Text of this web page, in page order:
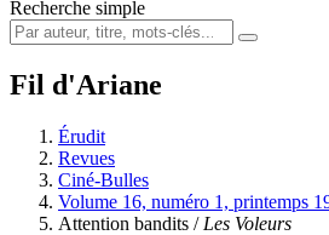
Recherche simple
Fil d'Ariane
Érudit
Revues
Ciné-Bulles
Volume 16, numéro 1, printemps
Attention bandits / Les Voleurs